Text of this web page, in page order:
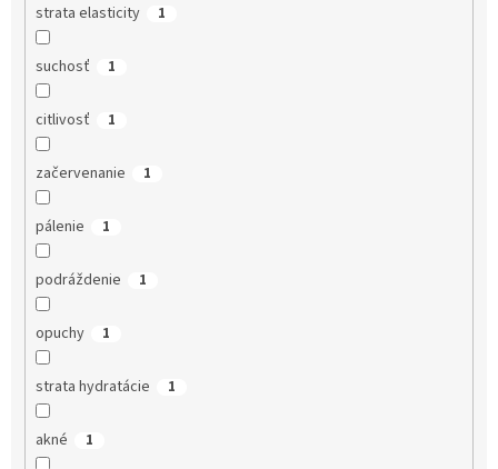
strata elasticity 1
suchosť 1
citlivosť 1
začervenanie 1
pálenie 1
podráždenie 1
opuchy 1
strata hydratácie 1
akné 1